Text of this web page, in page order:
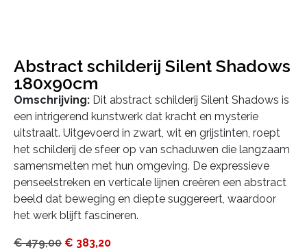
Abstract schilderij Silent Shadows
180x90cm
Omschrijving: Dit abstract schilderij Silent Shadows is
een intrigerend kunstwerk dat kracht en mysterie
uitstraalt. Uitgevoerd in zwart, wit en grijstinten, roept
het schilderij de sfeer op van schaduwen die langzaam
samensmelten met hun omgeving. De expressieve
penseelstreken en verticale lijnen creëren een abstract
beeld dat beweging en diepte suggereert, waardoor
het werk blijft fascineren.
€479,00 € 383,20